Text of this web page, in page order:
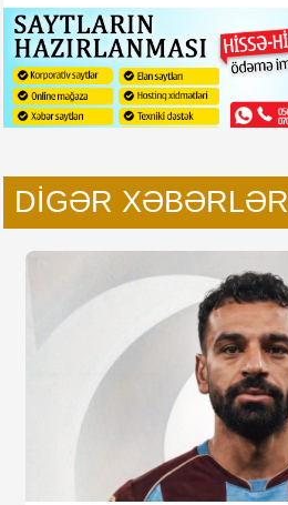
DIGƏR XƏBƏRLƏR